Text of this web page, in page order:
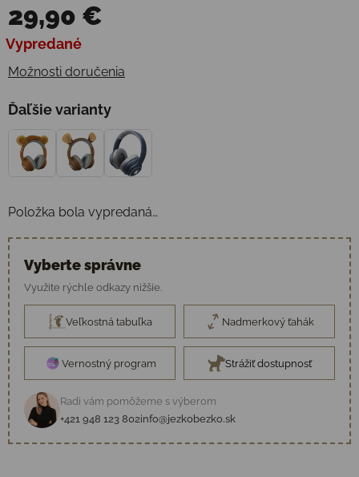
29,90 €
Jednotková cena:
Vypredané
Možnosti doručenia
Ďaľšie varianty
Položka bola vypredaná…
Vyberte správne
Využite rýchle odkazy nižšie.
Veľkostná tabuľka Nadmerkový ťahák
Vernostný program Strážiť dostupnosť
Radi vám pomôžeme s výberom
+421 948 123 802info@jezkobezko.sk